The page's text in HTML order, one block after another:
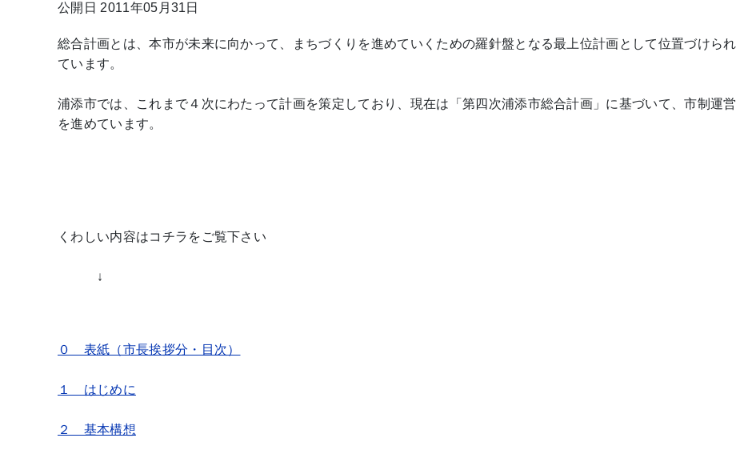
公開日 2011年05月31日
総合計画とは、本市が未来に向かって、まちづくりを進めていくための羅針盤となる最上位計画として位置づけられ
ています。
浦添市では、これまで４次にわたって計画を策定しており、現在は「第四次浦添市総合計画」に基づいて、市制運営
を進めています。
くわしい内容はコチラをご覧下さい
↓
０ 表紙（市長挨拶分・目次）
１ はじめに
２ 基本構想